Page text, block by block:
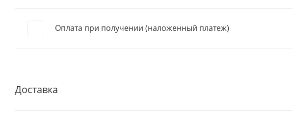
ширина — 1.4 смОплата при получении (наложенный платеж)
Доставка